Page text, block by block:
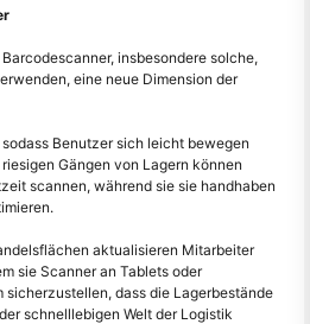
insbesondere solche,
eine neue Dimension der
Benutzer sich leicht bewegen
Gängen von Lagern können
scannen, während sie sie handhaben
aktualisieren Mitarbeiter
sie Scanner an Tablets oder
sicherzustellen, dass die Lagerbestände
schnelllebigen Welt der Logistik